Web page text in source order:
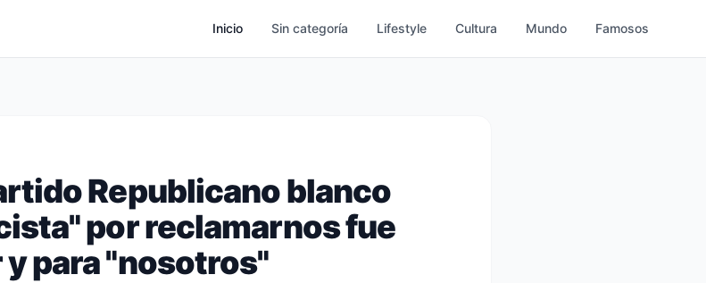
Inicio Sin categoría Lifestyle Cultura Mundo Famosos
Republicano blanco
por reclamarnos fue
para "nosotros"